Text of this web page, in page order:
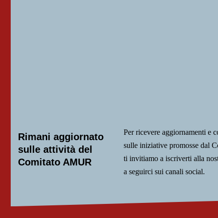
Rimani aggiornato
sulle attività del
Comitato AMUR
Per ricevere aggiornamenti e
sulle iniziative promosse dal
ti invitiamo a iscriverti alla
a seguirci sui canali social.